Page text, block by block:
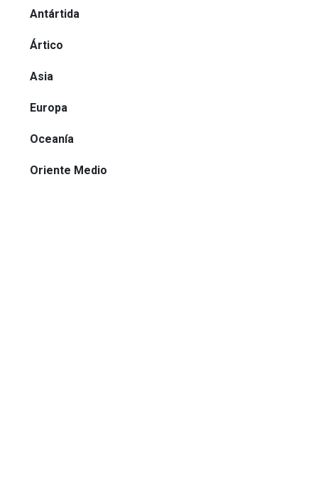
Antártida
Ártico
Asia
Europa
Oceanía
Oriente Medio